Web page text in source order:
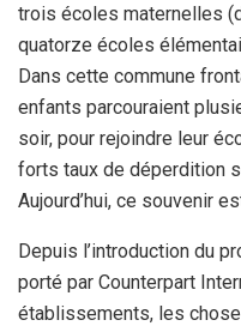
trois écoles maternelles
quatorze écoles
Dans cette commune
enfants parcouraient
soir, pour rejoindre leur
forts taux de déperdition
Aujourd’hui, ce souvenir
Depuis l’introduction du
porté par Counterpart
établissements, les